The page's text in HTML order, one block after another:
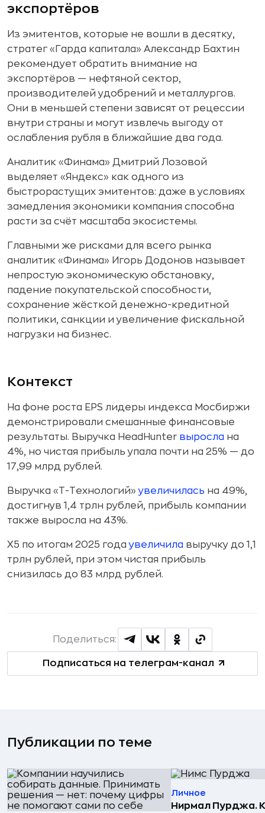
экспортёров
Из эмитентов, которые не вошли в десятку,
стратег «Гарда капитала» Александр Бахтин
рекомендует обратить внимание на
экспортёров — нефтяной сектор,
производителей удобрений и металлургов.
Они в меньшей степени зависят от рецессии
внутри страны и могут извлечь выгоду от
ослабления рубля в ближайшие два года.
Аналитик «Финама» Дмитрий Лозовой
выделяет «Яндекс» как одного из
быстрорастущих эмитентов: даже в условиях
замедления экономики компания способна
расти за счёт масштаба экосистемы.
Главными же рисками для всего рынка
аналитик «Финама» Игорь Додонов называет
непростую экономическую обстановку,
падение покупательской способности,
сохранение жёсткой денежно-кредитной
политики, санкции и увеличение фискальной
нагрузки на бизнес.
Контекст
На фоне роста EPS лидеры индекса Мосбиржи
демонстрировали смешанные финансовые
результаты. Выручка HeadHunter выросла на
4%, но чистая прибыль упала почти на 25% — до
17,99 млрд рублей.
Выручка «Т-Технологий»увеличилась на 49%,
достигнув 1,4 трлн рублей, прибыль компании
также выросла на 43%.
X5 по итогам 2025 годаувеличила выручку до 1,1
трлн рублей, при этом чистая прибыль
снизилась до 83 млрд рублей.
Подписаться на телеграм-канал
Поделиться:
Публикации по теме
Личное
Нирмал Пурджа.